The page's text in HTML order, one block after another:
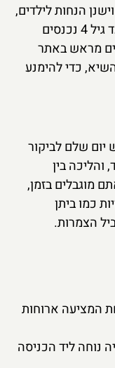
הוא כ-20 פאונד, וישנן הנחות לילדים,
לסטודנטים ולאזרחים ותיקים. ילדים עד גיל 4 נכנסים
מראש באתר
כדי להימנע
יום שלם לביקור
והליכה בין
מוגבלים בזמן,
כמו ביתן
הצמרות.
המציעה ארוחות
נוחה ליד הכניסה